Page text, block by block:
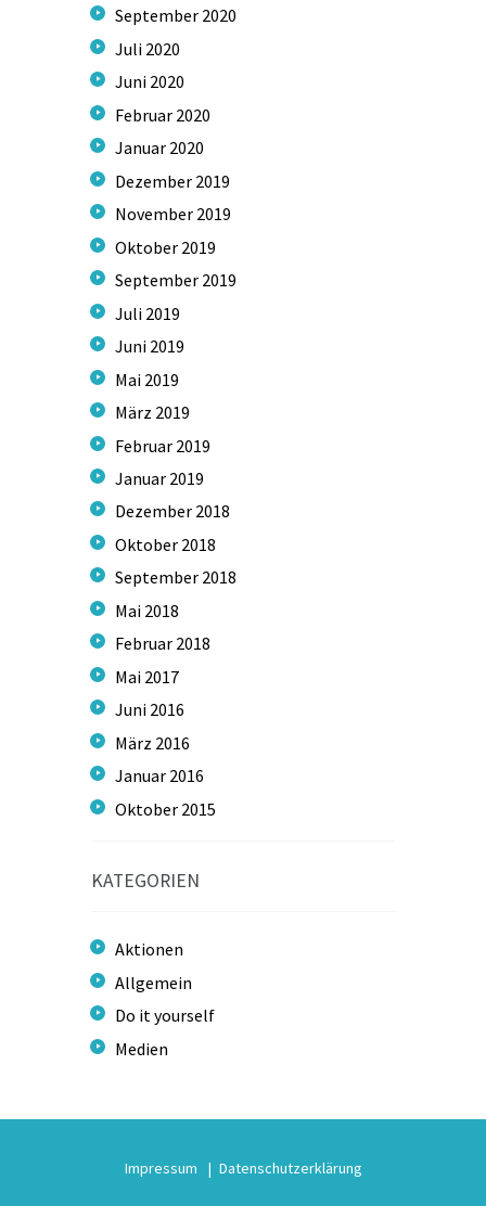
September 2020
Juli 2020
Juni 2020
Februar 2020
Januar 2020
Dezember 2019
November 2019
Oktober 2019
September 2019
Juli 2019
Juni 2019
Mai 2019
März 2019
Februar 2019
Januar 2019
Dezember 2018
Oktober 2018
September 2018
Mai 2018
Februar 2018
Mai 2017
Juni 2016
März 2016
Januar 2016
Oktober 2015
KATEGORIEN
Aktionen
Allgemein
Do it yourself
Medien
Impressum Datenschutzerklärung